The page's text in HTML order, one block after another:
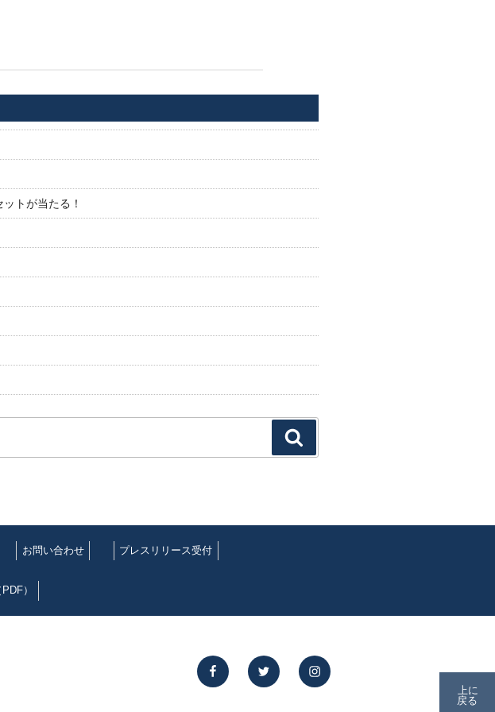
トが当たる！
索
お問い合わせ プレスリリース受付
）
facebooktwitter instagram
上に
戻る